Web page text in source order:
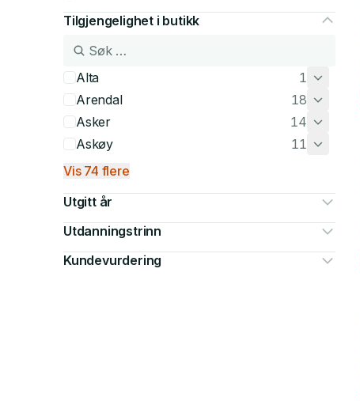
Tilgjengelighet i butikk
Alta
1
Arendal
18
Asker
14
Askøy
11
Vis 74 flere
Utgitt år
Utdanningstrinn
Kundevurdering